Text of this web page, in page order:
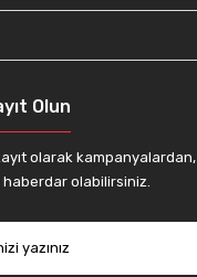
Olun
olarak
olabilirsiniz.